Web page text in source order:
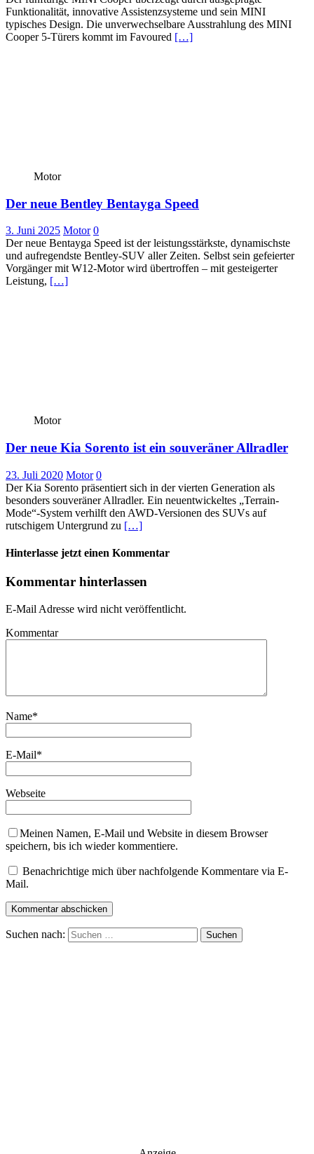
Funktionalität, innovative Assistenzsysteme und sein MINI
typisches Design. Die unverwechselbare Ausstrahlung des MINI
Cooper 5-Türers kommt im Favoured […]
Motor
Der neue Bentley Bentayga Speed
3. Juni 2025 Motor 0
Der neue Bentayga Speed ist der leistungsstärkste, dynamischste
und aufregendste Bentley-SUV aller Zeiten. Selbst sein gefeierter
Vorgänger mit W12-Motor wird übertroffen – mit gesteigerter
Leistung, […]
Motor
Der neue Kia Sorento ist ein souveräner Allradler
23. Juli 2020 Motor 0
Der Kia Sorento präsentiert sich in der vierten Generation als
besonders souveräner Allradler. Ein neuentwickeltes „Terrain-
Mode“-System verhilft den AWD-Versionen des SUVs auf
rutschigem Untergrund zu […]
Hinterlasse jetzt einen Kommentar
Kommentar hinterlassen
E-Mail Adresse wird nicht veröffentlicht.
Kommentar
Name*
E-Mail*
Webseite
Meinen Namen, E-Mail und Website in diesem Browser
speichern, bis ich wieder kommentiere.
Benachrichtige mich über nachfolgende Kommentare via E-
Mail.
Suchen nach: